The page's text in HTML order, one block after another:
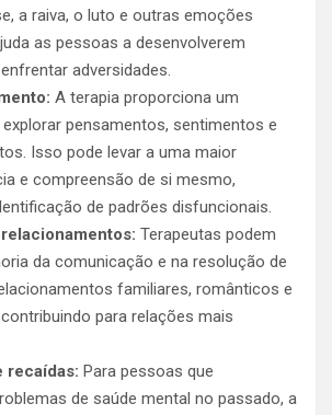
a raiva, o luto e outras emoções
as pessoas a desenvolverem
adversidades.
A terapia proporciona um
pensamentos, sentimentos e
Isso pode levar a uma maior
e compreensão de si mesmo,
de padrões disfuncionais.
Terapeutas podem
da comunicação e na resolução de
familiares, românticos e
para relações mais
recaídas: Para pessoas que
de saúde mental no passado, a